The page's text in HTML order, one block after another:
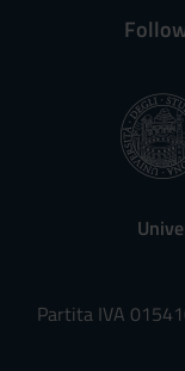
Partita IVA